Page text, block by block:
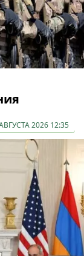
2026 12:35